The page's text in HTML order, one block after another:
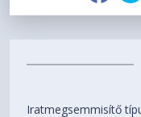
Iratmegsemmisítő